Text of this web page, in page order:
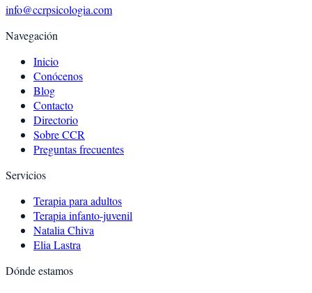
info@ccrpsicologia.com
Navegación
Inicio
Conócenos
Blog
Contacto
Directorio
Sobre CCR
Preguntas frecuentes
Servicios
Terapia para adultos
Terapia infanto-juvenil
Natalia Chiva
Elia Lastra
Dónde estamos